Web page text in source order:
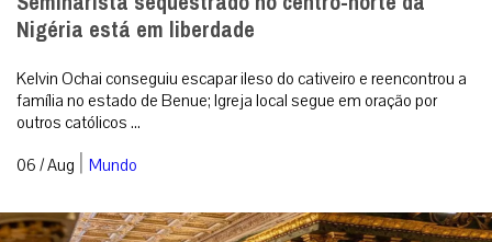
Nigéria está em liberdade
Kelvin Ochai conseguiu escapar ileso do cativeiro e reencontrou a
família no estado de Benue; Igreja local segue em oração por
outros católicos ...
06 / Aug | Mundo